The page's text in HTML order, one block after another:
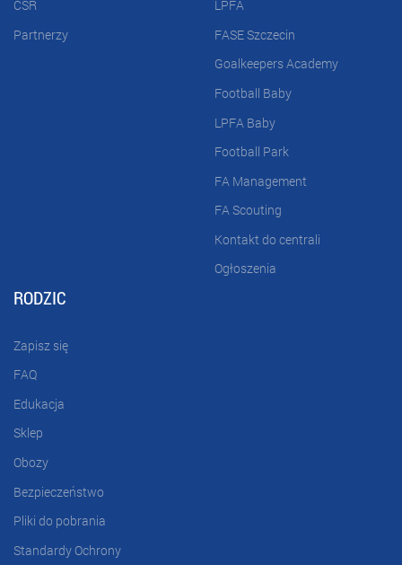
CSR
Partnerzy
LPFA
FASE Szczecin
Goalkeepers Academy
Football Baby
LPFA Baby
Football Park
FA Management
FA Scouting
Kontakt do centrali
Ogłoszenia
RODZIC
Zapisz się
FAQ
Edukacja
Sklep
Obozy
Bezpieczeństwo
Pliki do pobrania
Standardy Ochrony